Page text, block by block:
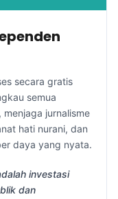
secara gratis
semua
jurnalisme
hati nurani, dan
daya yang nyata.
investasi
dan